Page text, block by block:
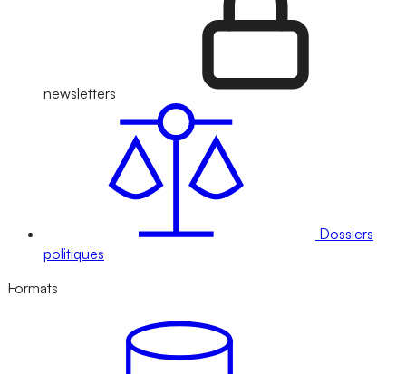
newsletters
Dossiers
politiques
Formats